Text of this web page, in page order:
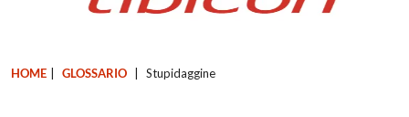
HOME GLOSSARIO Stupidaggine